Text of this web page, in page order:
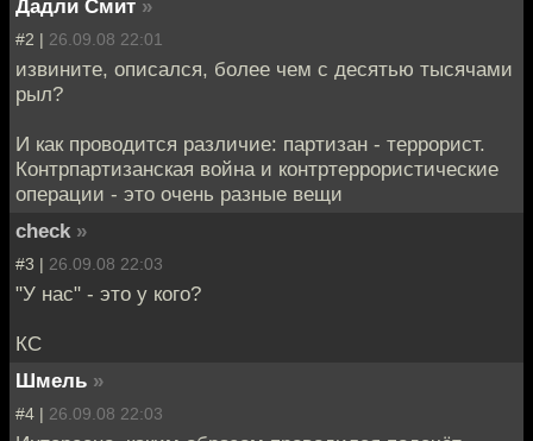
Дадли Смит »
#2 | 26.09.08 22:01
извините, описался, более чем с десятью тысячами
рыл?
И как проводится различие: партизан - террорист.
Контрпартизанская война и контртеррористические
операции - это очень разные вещи
check »
#3 | 26.09.08 22:03
"У нас" - это у кого?
КС
Шмель »
#4 | 26.09.08 22:03